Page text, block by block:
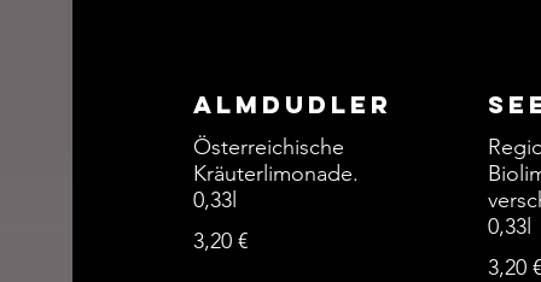
Almdudler
Österreichische
Kräuterlimonade.
0,33l
3,20 €
0,33l
3,20 €